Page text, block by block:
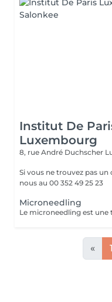
Institut De
Luxembourg
8, rue André Duchscher
Si vous ne trouvez pas
nous au 00 352 49 25 23
Microneedling
« 1